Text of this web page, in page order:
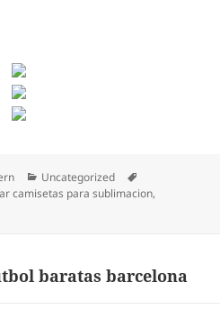
Categorías
Uncategorized
camisetas para sublimacion,
baratas barcelona